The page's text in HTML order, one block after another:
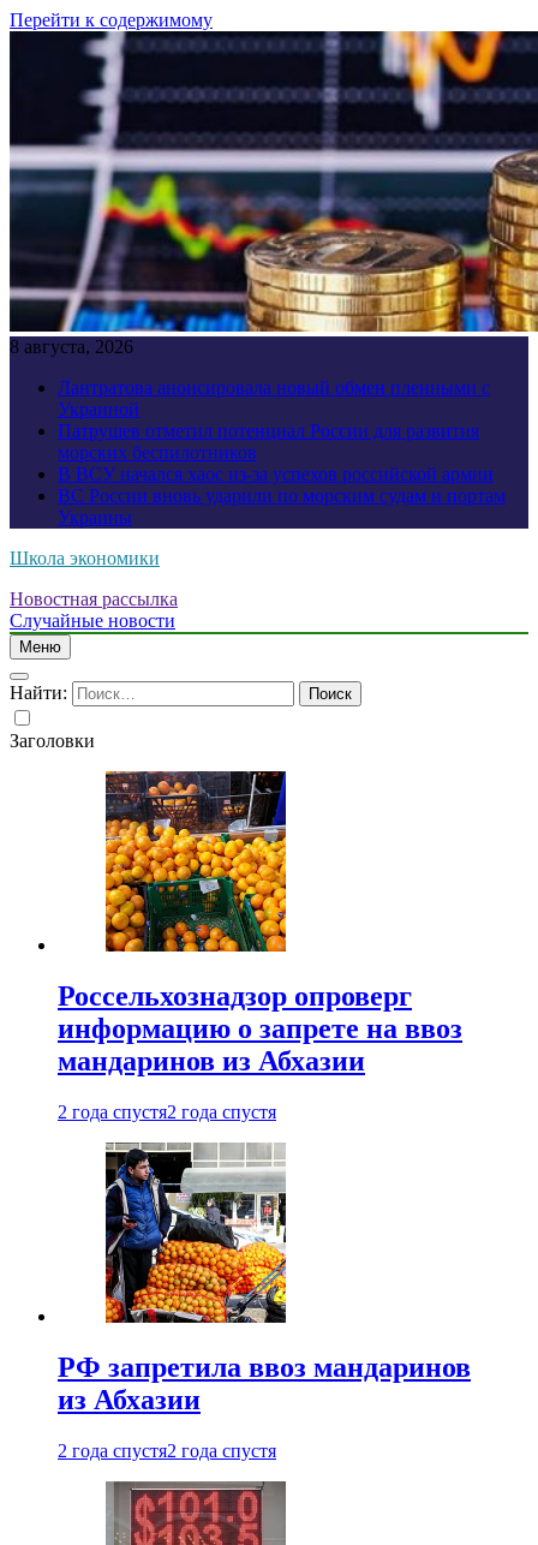
Перейти к содержимому
8 августа, 2026
Лантратова анонсировала новый обмен пленными с
Украиной
Патрушев отметил потенциал России для развития
морских беспилотников
В ВСУ начался хаос из-за успехов российской армии
ВС России вновь ударили по морским судам и портам
Украины
Школа экономики
Новостная рассылка
Случайные новости
Меню
Найти:
Заголовки
Россельхознадзор опроверг
информацию о запрете на ввоз
мандаринов из Абхазии
2 года спустя2 года спустя
РФ запретила ввоз мандаринов
из Абхазии
2 года спустя2 года спустя